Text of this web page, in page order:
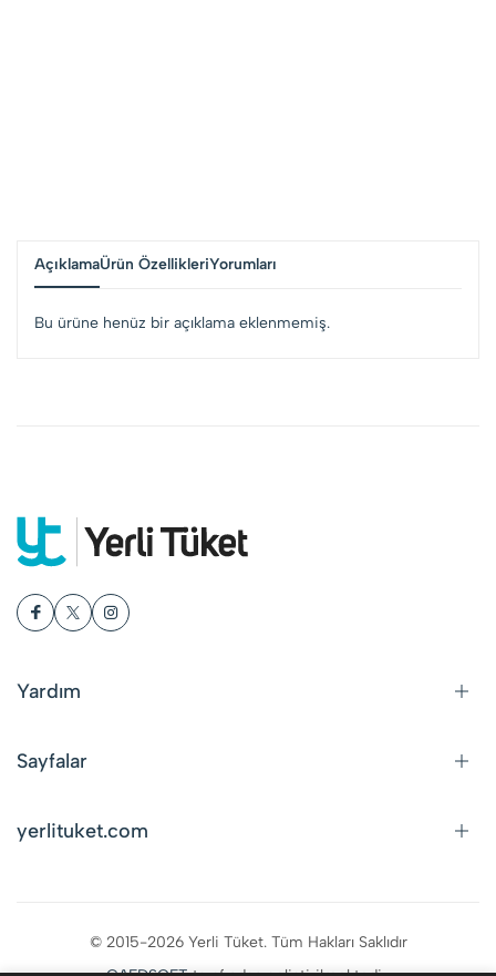
AçıklamaÜrün ÖzellikleriYorumları
Bu ürüne henüz bir açıklama eklenmemiş.
Yardım
Sayfalar
yerlituket.com
© 2015-2026 Yerli Tüket. Tüm Hakları Saklıdır